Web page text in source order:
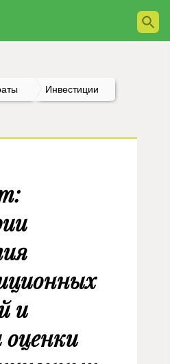
Инвестиции
и